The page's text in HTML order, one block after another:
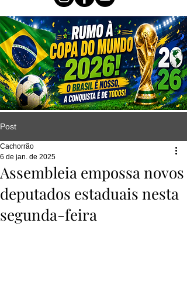
Post
Assembleia empossa novos
deputados estaduais nesta
segunda-feira
Cachorrão
6 de jan. de 2025